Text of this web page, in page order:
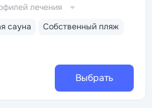
сауна
Собственный пляж
лечения
Выбрать